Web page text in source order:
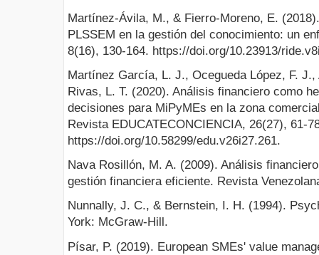
Martínez-Ávila, M., & Fierro-Moreno, E.
PLSSEM en la gestión del conocimiento: un
8(16), 130-164. https://doi.org/10.23913/
Martínez García, L. J., Ocegueda López, F.
Rivas, L. T. (2020). Análisis financiero como
decisiones para MiPyMEs en la zona
Revista EDUCATECONCIENCIA, 26(27), 61-
https://doi.org/10.58299/edu.v26i27.261.
Nava Rosillón, M. A. (2009). Análisis
gestión financiera eficiente. Revista
Nunnally, J. C., & Bernstein, I. H. (1994).
York: McGraw-Hill.
Písar, P. (2019). European SMEs' value